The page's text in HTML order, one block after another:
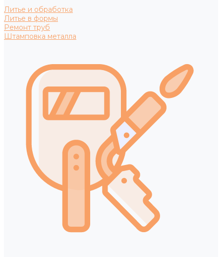
Литье и обработка
Литье в формы
Ремонт труб
Штамповка металла